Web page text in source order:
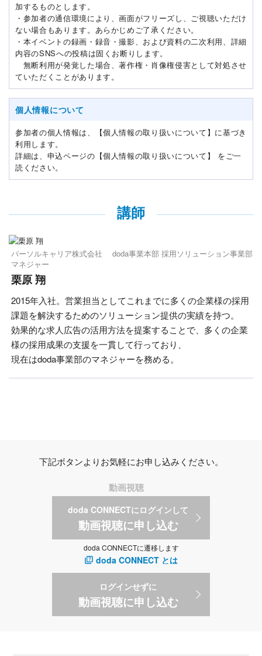
加するものとします。
・参加者の通信環境により、画面がフリーズし、ご視聴いただけ
ない場合もあります。あらかじめご了承ください。
・本イベントの録画・録音・撮影、および資料の二次利用、詳細
内容のSNSへの投稿は固くお断りします。
無断利用が発覚した場合、著作権・肖像権侵害として対処させ
ていただくことがあります。
個人情報について
参加者の個人情報は、【個人情報の取り扱いについて】に基づき
利用します。
詳細は、申込ページの【個人情報の取り扱いについて】 をご一
読ください。
講師
パーソルキャリア株式会社 doda事業本部 採用ソリューション事業部
マネジャー
栗原 翔
2015年入社。営業担当としてこれまでに多くの企業様の採用
課題を解決するためのソリューション提供の実績を持つ。
効果的な求人広告の活用方法を提案することで、多くの企業
様の採用成果の支援を一貫して行っており、
現在はdoda事業部のマネジャーを務める。
下記ボタンよりお気軽にお申し込みください。
動画視聴
doda CONNECTにログインして
動画視聴に申し込む
doda CONNECTに遷移します
doda CONNECT とは
ログインせずに
動画視聴に申し込む